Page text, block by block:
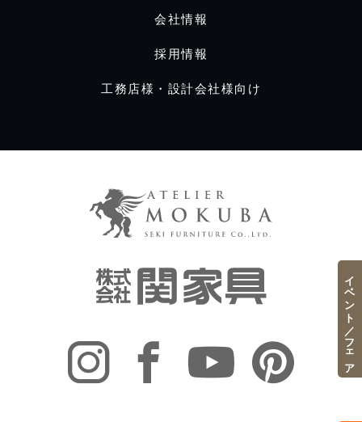
会社情報
採用情報
工務店様・設計会社様向け
イベント／フェア